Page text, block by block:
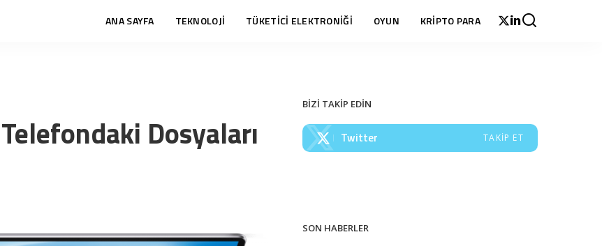
ANA SAYFA TEKNOLOJİ TÜKETİCİ ELEKTRONİĞİ OYUN KRİPTO PARA
Dosyaları
BİZİ TAKİP EDİN
Twitter TAKIP ET
SON HABERLER